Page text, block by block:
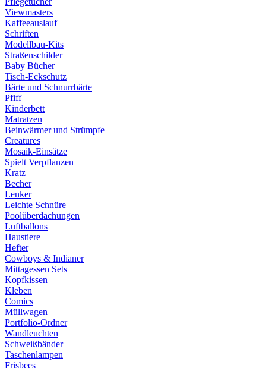
Viewmasters
Kaffeeauslauf
Schriften
Modellbau-Kits
Straßenschilder
Baby Bücher
Tisch-Eckschutz
Bärte und Schnurrbärte
Pfiff
Kinderbett
Matratzen
Beinwärmer und Strümpfe
Creatures
Mosaik-Einsätze
Spielt Verpflanzen
Kratz
Becher
Lenker
Leichte Schnüre
Poolüberdachungen
Luftballons
Haustiere
Hefter
Cowboys & Indianer
Mittagessen Sets
Kopfkissen
Kleben
Comics
Müllwagen
Portfolio-Ordner
Wandleuchten
Schweißbänder
Taschenlampen
Frisbees